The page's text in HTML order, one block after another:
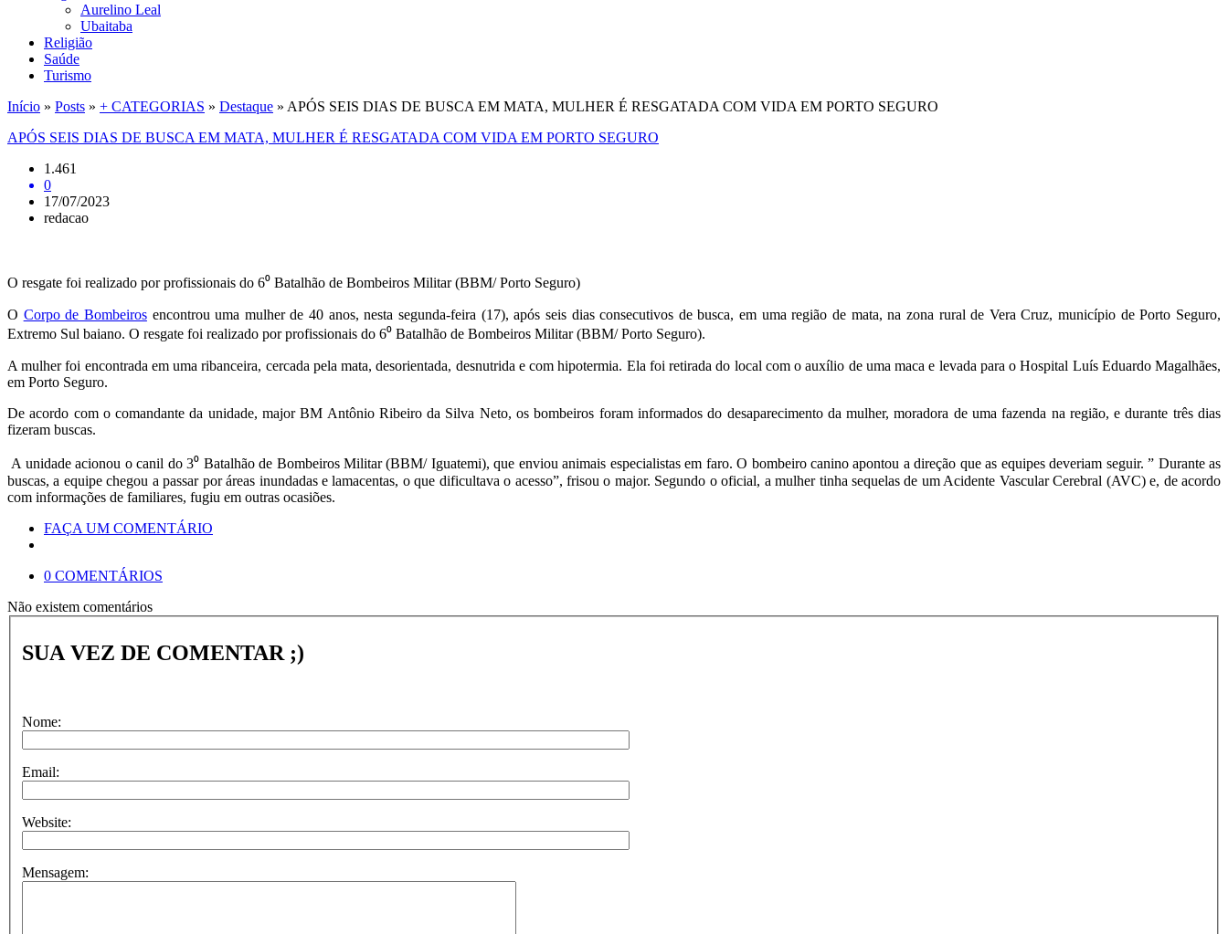
Aurelino Leal
Ubaitaba
Religião
Saúde
Turismo
Início » Posts » + CATEGORIAS » Destaque » APÓS SEIS DIAS DE BUSCA EM MATA, MULHER É RESGATADA COM VIDA EM PORTO SEGURO
APÓS SEIS DIAS DE BUSCA EM MATA, MULHER É RESGATADA COM VIDA EM PORTO SEGURO
1.461
0
17/07/2023
redacao
O resgate foi realizado por profissionais do 6⁰ Batalhão de Bombeiros Militar (BBM/ Porto Seguro)
O Corpo de Bombeirosencontrou uma mulher de 40 anos, nesta segunda-feira (17), após seis dias consecutivos de busca, em uma região de mata, na zona rural de Vera Cruz, município de Porto Seguro,
Extremo Sul baiano. O resgate foi realizado por profissionais do 6⁰ Batalhão de Bombeiros Militar (BBM/ Porto Seguro).
A mulher foi encontrada em uma ribanceira, cercada pela mata, desorientada, desnutrida e com hipotermia. Ela foi retirada do local com o auxílio de uma maca e levada para o Hospital Luís Eduardo Magalhães,
em Porto Seguro.
De acordo com o comandante da unidade, major BM Antônio Ribeiro da Silva Neto, os bombeiros foram informados do desaparecimento da mulher, moradora de uma fazenda na região, e durante três dias
fizeram buscas.
A unidade acionou o canil do 3⁰ Batalhão de Bombeiros Militar (BBM/ Iguatemi), que enviou animais especialistas em faro. O bombeiro canino apontou a direção que as equipes deveriam seguir. ” Durante as
buscas, a equipe chegou a passar por áreas inundadas e lamacentas, o que dificultava o acesso”, frisou o major. Segundo o oficial, a mulher tinha sequelas de um Acidente Vascular Cerebral (AVC) e, de acordo
com informações de familiares, fugiu em outras ocasiões.
FAÇA UM COMENTÁRIO
0 COMENTÁRIOS
Não existem comentários
SUA VEZ DE COMENTAR ;)
Nome:
Email:
Website:
Mensagem: